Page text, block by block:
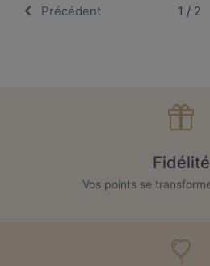
Précédent 1 / 2
Fidélité
Vos points se